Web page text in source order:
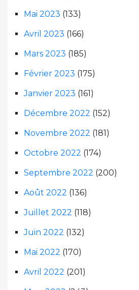
Mai 2023 (133)
Avril 2023 (166)
Mars 2023 (185)
Février 2023 (175)
Janvier 2023 (161)
Décembre 2022 (152)
Novembre 2022 (181)
Octobre 2022 (174)
Septembre 2022 (200)
Août 2022 (136)
Juillet 2022 (118)
Juin 2022 (132)
Mai 2022 (170)
Avril 2022 (201)